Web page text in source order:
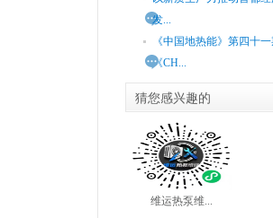
发...
《中国地热能》第四十
《CH...
猜您感兴趣的
维运热泵维...